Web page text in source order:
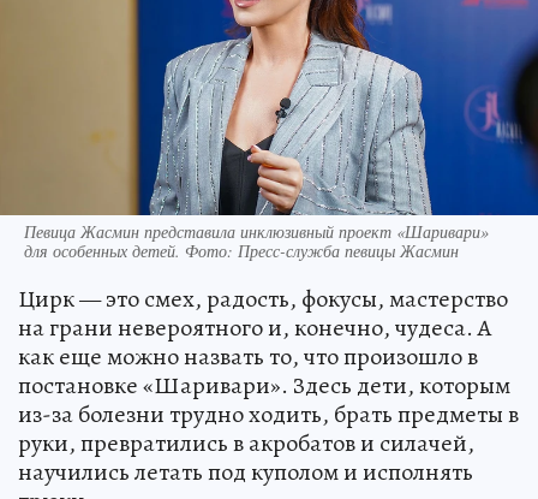
Певица Жасмин представила инклюзивный проект «Шаривари»
для особенных детей. Фото: Пресс-служба певицы Жасмин
Цирк — это смех, радость, фокусы, мастерство
на грани невероятного и, конечно, чудеса. А
как еще можно назвать то, что произошло в
постановке «Шаривари». Здесь дети, которым
из-за болезни трудно ходить, брать предметы в
руки, превратились в акробатов и силачей,
научились летать под куполом и исполнять